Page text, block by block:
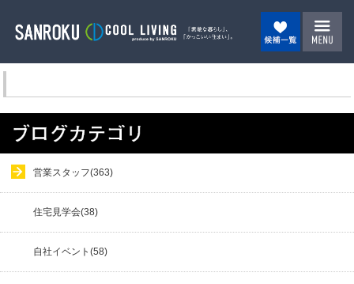
営業スタッフ(363)
住宅見学会(38)
自社イベント(58)